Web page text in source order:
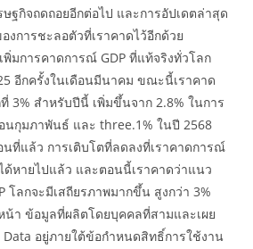
ฐกิจถดถอยอีกต่อไป และการอัปเดตล่าสุด
งการชะลอตัวที่เราคาดไว้อีกด้วย
พิ่มการคาดการณ์ GDP ที่แท้จริงทั่วโลก
อีกครั้งในเดือนมีนาคม ขณะนี้เราคาด
3% สำหรับปีนี้ เพิ่มขึ้นจาก 2.8% ในการ
นกุมภาพันธ์ และ three.1% ในปี 2568
นที่แล้ว การเติบโตที่ลดลงที่เราคาดการณ์
หายไปแล้ว และตอนนี้เราคาดว่าแนว
โลกจะมีเสถียรภาพมากขึ้น สูงกว่า 3%
น้า ข้อมูลที่ผลิตโดยบุคคลที่สามและเผย
อยู่ภายใต้ข้อกำหนดสิทธิ์การใช้งาน